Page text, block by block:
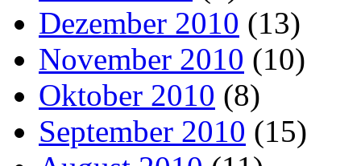
Dezember 2010 (13)
November 2010 (10)
Oktober 2010 (8)
September 2010 (15)